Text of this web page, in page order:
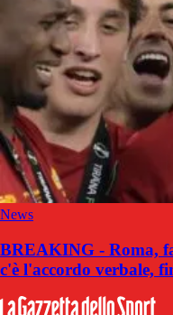
News
BREAKING - Roma,
c'è l'accordo verbale,